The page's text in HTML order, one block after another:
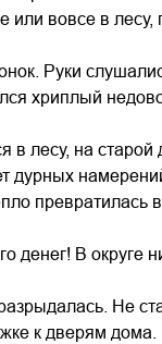
или вовсе в
Руки
хриплый
лесу, на старой
дурных
превратилась
денег! В округе
Не
к дверям